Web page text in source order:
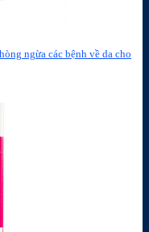
ngừa các bệnh về da cho